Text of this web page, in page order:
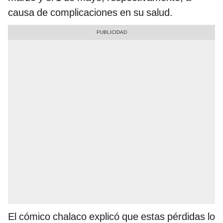
causa de complicaciones en su salud.
El cómico chalaco explicó que estas pérdidas lo